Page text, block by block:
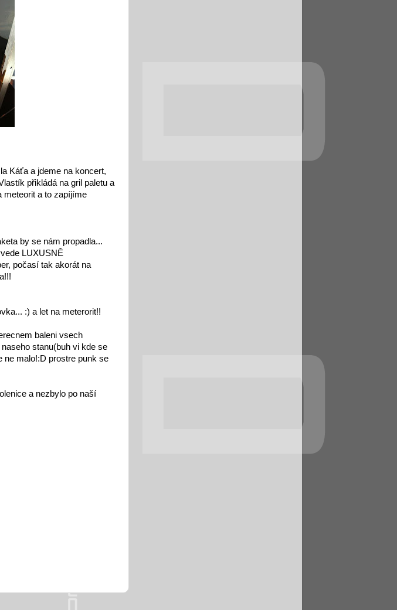
Káťa a jdeme na koncert,
přikládá na gril paletu a
meteorit a to zapíjíme
by se nám propadla...
LUXUSNĚ
počasí tak akorát na
:) a let na meterorit!!
baleni vsech
stanu(buh vi kde se
ne malo!:D prostre punk se
a nezbylo po naší